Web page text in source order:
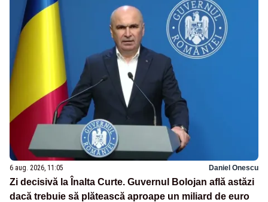
6 aug. 2026, 11:05 Daniel Onescu
Zi decisivă la Înalta Curte. Guvernul Bolojan află astăzi
dacă trebuie să plătească aproape un miliard de euro